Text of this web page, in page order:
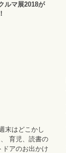
ルマ展2018が
末はどこかし
育児、読書の
アのお出かけ